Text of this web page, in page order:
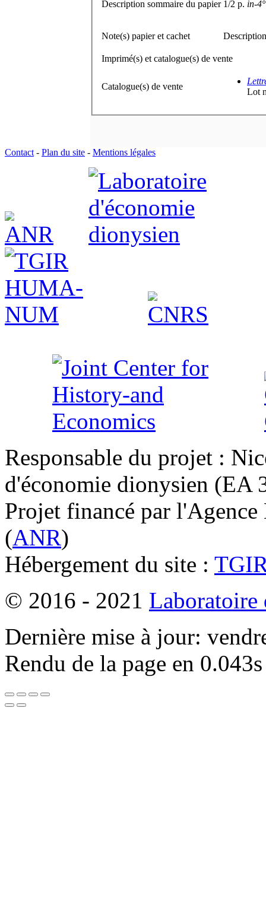
Description sommaire du papier 1/2 p. in-4°
Note(s) papier et cachet
Imprimé(s) et catalogue(s) de vente
Catalogue(s) de vente
Lot
Contact - Plan du site - Mentions légales
Responsable du projet :
d'économie dionysien
Projet financé par l'Agence
(ANR)
Hébergement du site :
© 2016 - 2021 Laboratoire
Dernière mise à jour:
Rendu de la page en 0.043s